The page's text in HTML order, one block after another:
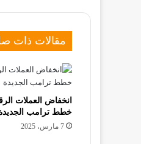
مقالات ذات
انخفاض العملات
خطط ترامب
7 مارس، 2025